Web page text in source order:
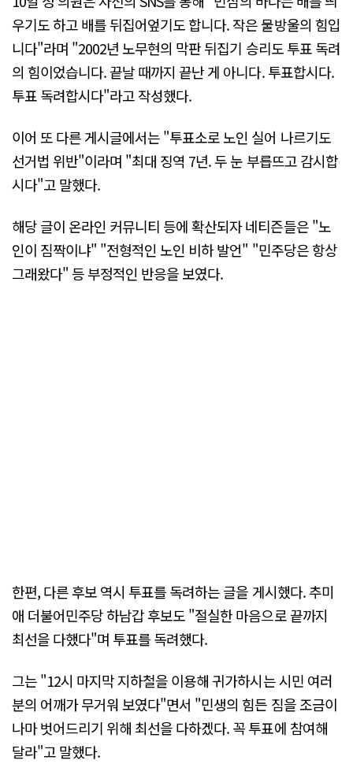
우기도 하고 배를 뒤집어엎기도 합니다. 작은 물방울의 힘입
니다"라며 "2002년 노무현의 막판 뒤집기 승리도 투표 독려
의 힘이었습니다. 끝날 때까지 끝난 게 아니다. 투표합시다.
투표 독려합시다"라고 작성했다.
이어 또 다른 게시글에서는 "투표소로 노인 실어 나르기도
선거법 위반"이라며 "최대 징역 7년. 두 눈 부릅뜨고 감시합
시다"고 말했다.
해당 글이 온라인 커뮤니티 등에 확산되자 네티즌들은 "노
인이 짐짝이냐" "전형적인 노인 비하 발언" "민주당은 항상
그래왔다" 등 부정적인 반응을 보였다.
한편, 다른 후보 역시 투표를 독려하는 글을 게시했다. 추미
애 더불어민주당 하남갑 후보도 "절실한 마음으로 끝까지
최선을 다했다"며 투표를 독려했다.
그는 "12시 마지막 지하철을 이용해 귀가하시는 시민 여러
분의 어깨가 무거워 보였다"면서 "민생의 힘든 짐을 조금이
나마 벗어드리기 위해 최선을 다하겠다. 꼭 투표에 참여해
달라"고 말했다.